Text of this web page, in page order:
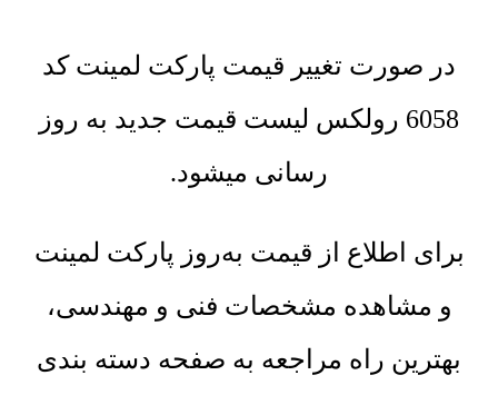
در صورت تغییر قیمت پارکت لمینت کد
6058 رولکس لیست قیمت جدید به روز
رسانی میشود.
برای اطلاع از قیمت به‌روز پارکت لمینت
و مشاهده مشخصات فنی و مهندسی،
بهترین راه مراجعه به صفحه دسته بندی